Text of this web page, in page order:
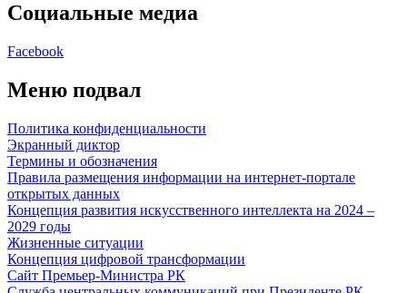
Социальные медиа
Facebook
Меню подвал
Политика конфиденциальности
Экранный диктор
Термины и обозначения
Правила размещения информации на интернет-портале
открытых данных
Концепция развития искусственного интеллекта на 2024 –
2029 годы
Жизненные ситуации
Концепция цифровой трансформации
Сайт Премьер-Министра РК